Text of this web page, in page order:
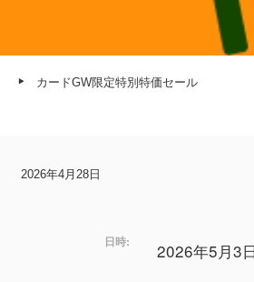
カードGW限定特別特価セール
2026年4月28日
日時: 2026年5月3